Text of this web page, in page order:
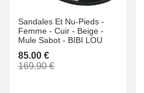
Sandales Et Nu-Pieds -
Femme - Cuir - Beige -
Mule Sabot - BIBI LOU
85.00 €
169.90 €